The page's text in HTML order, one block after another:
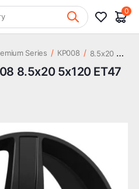
0
Series / КР008 / 8
.5x20 5x120 ET47 DIA66.1
8.5x20 5x120 ET47